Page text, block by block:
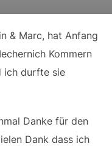
& Marc, hat Anfang
Kommern
ich durfte sie
Danke für den
Dank dass ich